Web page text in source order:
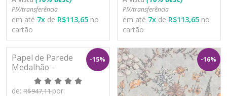
PIX/transferência
em até 7x de R$113,65 no
cartão
PIX/transferência
em até 7x de R$113,65 no
cartão
-15%
Papel de Parede
Medalhão -
Metropolitan Stories 3 -
AS391125 - Vinílico
de: R$947,11por:
-16%